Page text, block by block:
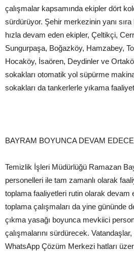
çalışmalar kapsamında ekipler dört
sürdürüyor. Şehir merkezinin yanı sıra
hızla devam eden ekipler, Çeltikçi,
Sungurpaşa, Boğazköy, Hamzabey,
Hocaköy, İsaören, Deydinler ve
sokakları otomatik yol süpürme
sokakları da tankerlerle yıkama
BAYRAM BOYUNCA DEVAM
Temizlik İşleri Müdürlüğü Ramazan
personelleri ile tam zamanlı olarak
toplama faaliyetleri rutin olarak devam
toplama çalışmaları da yine gününde
çıkma yasağı boyunca mevkiici
çalışmalarını sürdürecek.
WhatsApp Çözüm Merkezi hatları